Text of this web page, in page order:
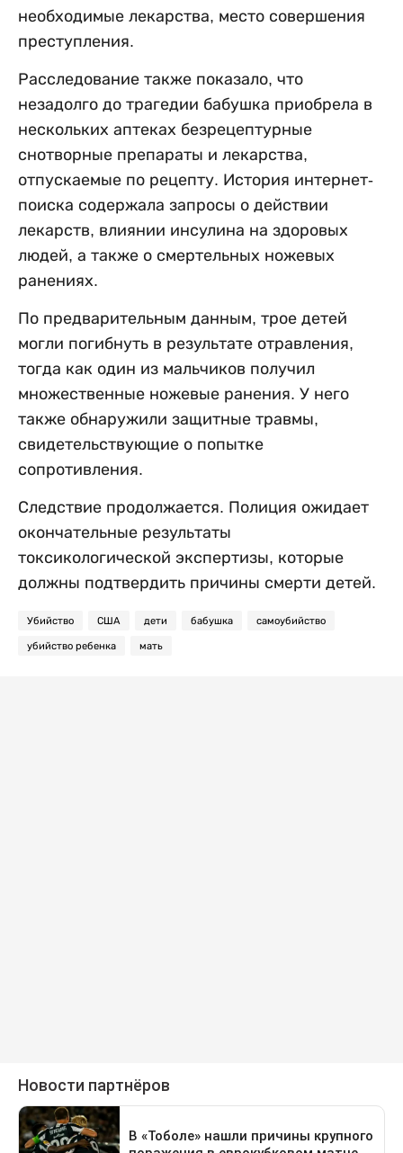
необходимые лекарства, место совершения
преступления.
Расследование также показало, что
незадолго до трагедии бабушка приобрела в
нескольких аптеках безрецептурные
снотворные препараты и лекарства,
отпускаемые по рецепту. История интернет-
поиска содержала запросы о действии
лекарств, влиянии инсулина на здоровых
людей, а также о смертельных ножевых
ранениях.
По предварительным данным, трое детей
могли погибнуть в результате отравления,
тогда как один из мальчиков получил
множественные ножевые ранения. У него
также обнаружили защитные травмы,
свидетельствующие о попытке
сопротивления.
Следствие продолжается. Полиция ожидает
окончательные результаты
токсикологической экспертизы, которые
должны подтвердить причины смерти детей.
Убийство США дети бабушка самоубийство
убийство ребенка мать